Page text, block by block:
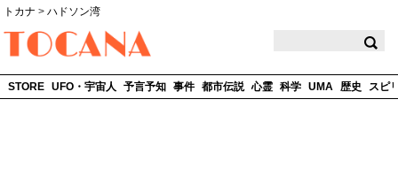
トカナ > ハドソン湾
STORE UFO・宇宙人 予言予知 事件 都市伝説 心霊 科学 UMA 歴史 スピ